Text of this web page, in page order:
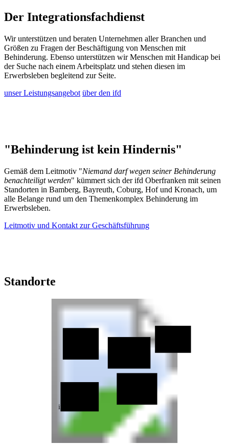
Der Integrationsfachdienst
Wir unterstützen und beraten Unternehmen aller Branchen und
Größen zu Fragen der Beschäftigung von Menschen mit
Behinderung. Ebenso unterstützen wir Menschen mit Handicap bei
der Suche nach einem Arbeitsplatz und stehen diesen im
Erwerbsleben begleitend zur Seite.
unser Leistungsangebot über den ifd
"Behinderung ist kein Hindernis"
Gemäß dem Leitmotiv "Niemand darf wegen seiner Behinderung
benachteiligt werden" kümmert sich der ifd Oberfranken mit seinen
Standorten in Bamberg, Bayreuth, Coburg, Hof und Kronach, um
alle Belange rund um den Themenkomplex Behinderung im
Erwerbsleben.
Leitmotiv und Kontakt zur Geschäftsführung
Standorte
ifd Bamberg